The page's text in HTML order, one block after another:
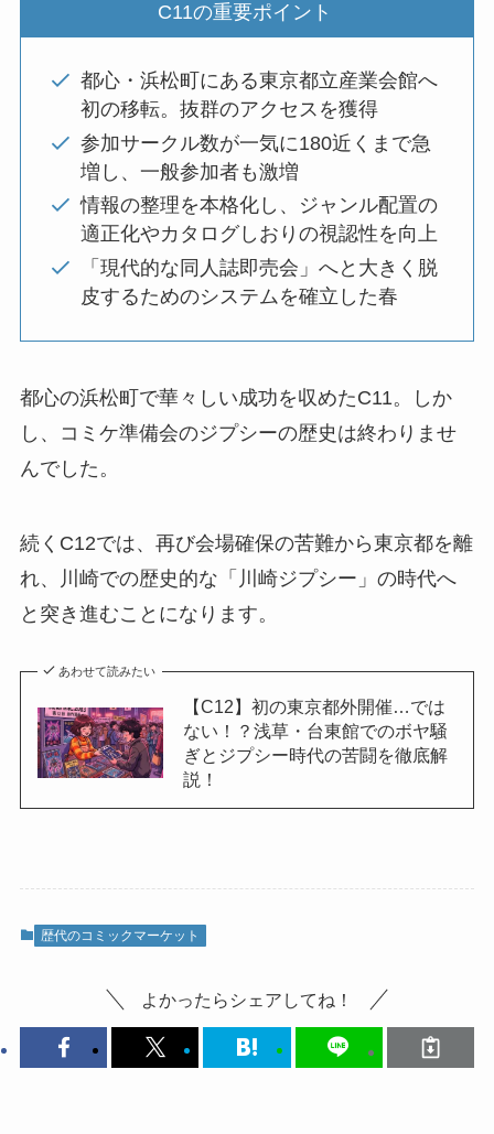
C11の重要ポイント
都心・浜松町にある東京都立産業会館へ
初の移転。抜群のアクセスを獲得
参加サークル数が一気に180近くまで急
増し、一般参加者も激増
情報の整理を本格化し、ジャンル配置の
適正化やカタログしおりの視認性を向上
「現代的な同人誌即売会」へと大きく脱
皮するためのシステムを確立した春
都心の浜松町で華々しい成功を収めたC11。しか
し、コミケ準備会のジプシーの歴史は終わりませ
んでした。
続くC12では、再び会場確保の苦難から東京都を離
れ、川崎での歴史的な「川崎ジプシー」の時代へ
と突き進むことになります。
あわせて読みたい
【C12】初の東京都外開催…では
ない！？浅草・台東館でのボヤ騒
ぎとジプシー時代の苦闘を徹底解
説！
歴代のコミックマーケット
よかったらシェアしてね！